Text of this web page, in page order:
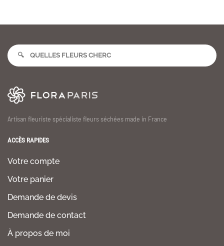
Artisan fleuriste spécialiste fleurs séchées made in France
ACCÈS RAPIDES
Votre compte
Votre panier
Demande de devis
Demande de contact
À propos de moi